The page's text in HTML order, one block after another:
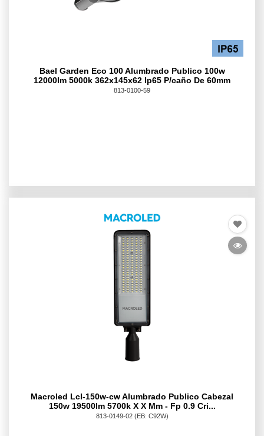
Bael Garden Eco 100 Alumbrado Publico 100w
12000lm 5000k 362x145x62 Ip65 P/caño De 60mm
813-0100-59
Macroled Lcl-150w-cw Alumbrado Publico Cabezal
150w 19500lm 5700k X X Mm - Fp 0.9 Cri...
813-0149-02(EB: C92W)